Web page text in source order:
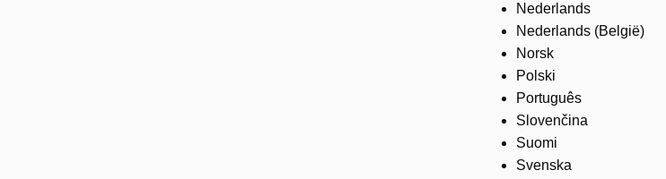
Nederlands
Nederlands (België)
Norsk
Polski
Português
Slovenčina
Suomi
Svenska